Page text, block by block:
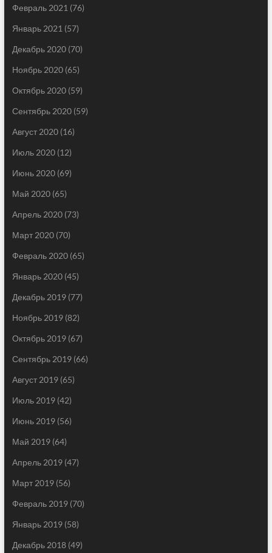
Февраль 2021 (76)
Январь 2021 (57)
Декабрь 2020(70)
Ноябрь 2020(65)
Октябрь 2020(59)
Сентябрь 2020(59)
Август 2020(16)
Июль 2020(12)
Июнь 2020(69)
Май 2020(65)
Апрель 2020(73)
Март 2020(70)
Февраль 2020(65)
Январь 2020(45)
Декабрь 2019(77)
Ноябрь 2019(82)
Октябрь 2019(67)
Сентябрь 2019(66)
Август 2019(65)
Июль 2019(42)
Июнь 2019(56)
Май 2019(64)
Апрель 2019(47)
Март 2019(56)
Февраль 2019(70)
Январь 2019(58)
Декабрь 2018(49)